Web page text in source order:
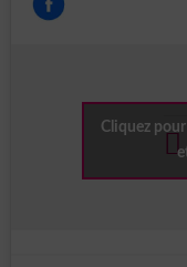
Cliquez